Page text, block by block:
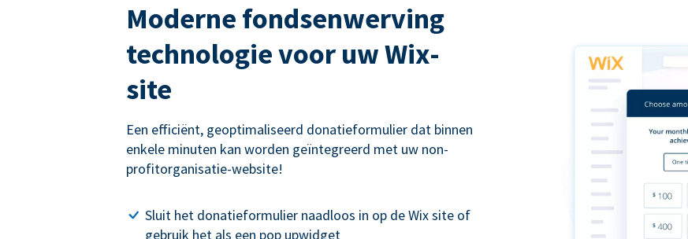
Moderne fondsenwerving
technologie voor uw Wix-
site
Een efficiënt, geoptimaliseerd donatieformulier dat binnen
enkele minuten kan worden geïntegreerd met uw non-
profitorganisatie-website!
Sluit het donatieformulier naadloos in op de Wix site of
gebruik het als een pop upwidget